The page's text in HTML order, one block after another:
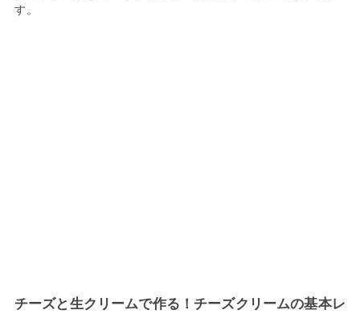
す。
チーズと生クリームで作る！チーズクリームの基本レ